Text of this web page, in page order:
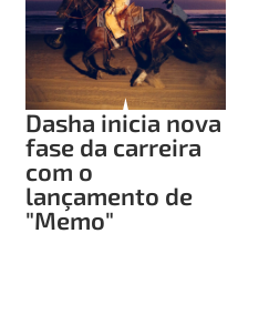
Dasha inicia nova
fase da carreira
com o
lançamento de
"Memo"